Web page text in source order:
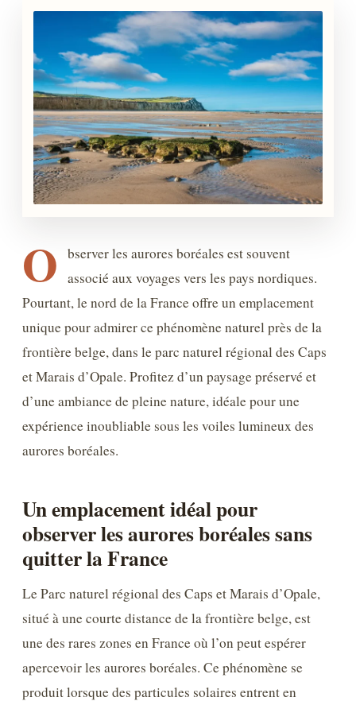
O
bserver les aurores boréales est souvent
associé aux voyages vers les pays nordiques.
Pourtant, le nord de la France offre un emplacement
unique pour admirer ce phénomène naturel près de la
frontière belge, dans le parc naturel régional des Caps
et Marais d’Opale. Profitez d’un paysage préservé et
d’une ambiance de pleine nature, idéale pour une
expérience inoubliable sous les voiles lumineux des
aurores boréales.
Un emplacement idéal pour
observer les aurores boréales sans
quitter la France
Le Parc naturel régional des Caps et Marais d’Opale,
situé à une courte distance de la frontière belge, est
une des rares zones en France où l’on peut espérer
apercevoir les aurores boréales. Ce phénomène se
produit lorsque des particules solaires entrent en